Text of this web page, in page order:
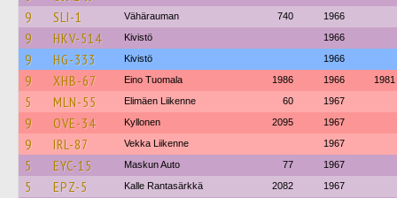
9 SLI-1 Vähärauman 740 1966
9 HKV-514 Kivistö 1966
9 HG-333 Kivistö 1966
9 XHB-67 Eino Tuomala 1986 1966 1981
5 MLN-55 Elimäen Liikenne 60 1967
9 OVE-34 Kyllonen 2095 1967
9 IRL-87 Vekka Liikenne 1967
5 EYC-15 Maskun Auto 77 1967
5 EPZ-5 Kalle Rantasärkkä 2082 1967